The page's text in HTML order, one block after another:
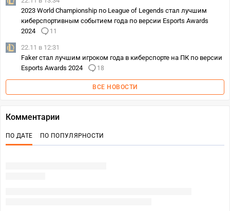
2023 World Championship по League of Legends стал лучшим
киберспортивным событием года по версии Esports Awards
2024
11
22.11 в 12:31
Faker стал лучшим игроком года в киберспорте на ПК по версии
Esports Awards 2024
18
ВСЕ НОВОСТИ
Комментарии
ПО ДАТЕ ПО ПОПУЛЯРНОСТИ